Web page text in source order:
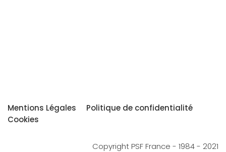
Mentions Légales
Politique de confidentialité
Cookies
Copyright PSF France - 1984 - 2021